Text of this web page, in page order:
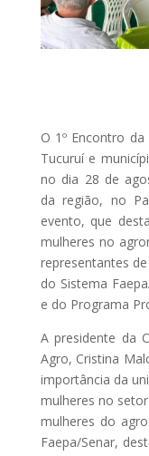
O 1º Encontro
Tucuruí e
no dia 28 de
da região, no
evento, que
mulheres no
representantes
do Sistema
e do Programa
A presidente da
Agro, Cristina
importância da
mulheres no
mulheres do
Faepa/Senar,